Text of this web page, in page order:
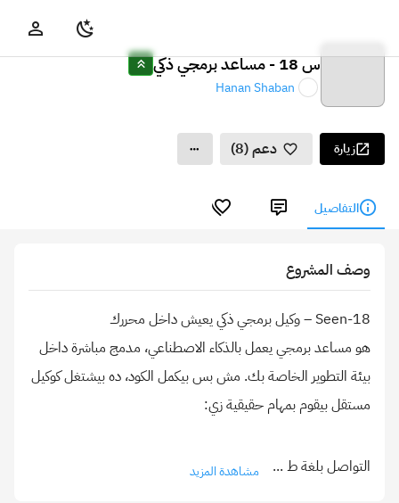
س 18 - مساعد برمجي ذكي
Hanan Shaban
زيارة دعم (8)
التفاصيل
وصف المشروع
هو مساعد برمجي يعمل بالذكاء الاصطناعي، مدمج مباشرة داخل
بيئة التطوير الخاصة بك. مش بس بيكمل الكود، ده بيشتغل كوكيل
التواصل بلغة ط ... مشاهدة المزيد